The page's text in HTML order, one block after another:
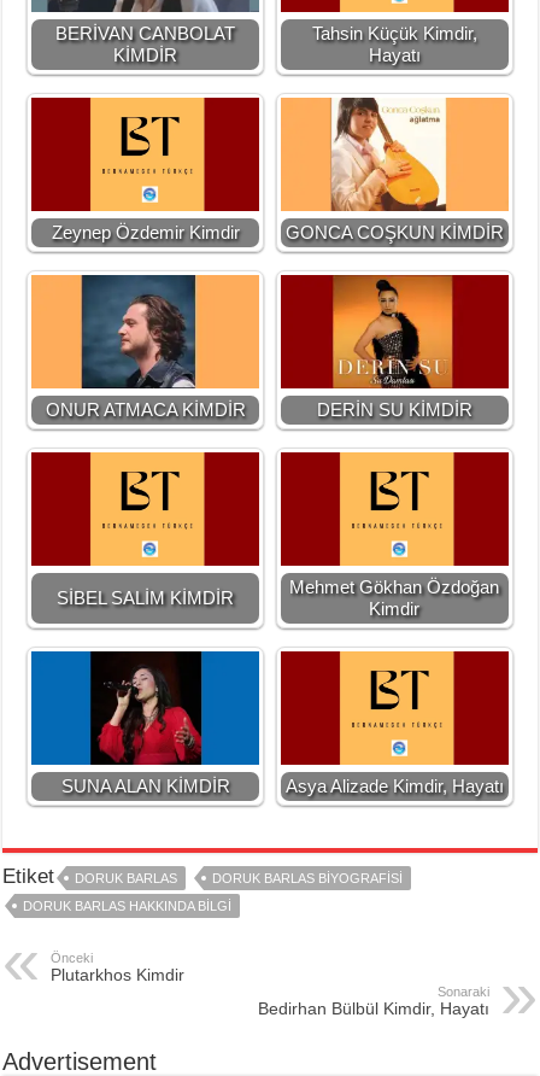
BERİVAN CANBOLAT
KİMDİR
Tahsin Küçük Kimdir,
Hayatı
Zeynep Özdemir Kimdir GONCA COŞKUN KİMDİR
ONUR ATMACA KİMDİR DERİN SU KİMDİR
SİBEL SALİM KİMDİR
Mehmet Gökhan Özdoğan
Kimdir
SUNA ALAN KİMDİR Asya Alizade Kimdir, Hayatı
Etiket DORUK BARLAS
DORUK BARLAS BIYOGRAFISI
DORUK BARLAS HAKKINDA BILGI
Önceki
Plutarkhos Kimdir
Sonaraki
Bedirhan Bülbül Kimdir, Hayatı
Advertisement